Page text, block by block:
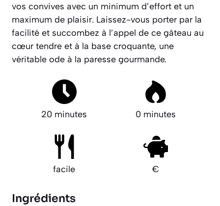
vos convives avec un minimum d’effort et un
maximum de plaisir. Laissez-vous porter par la
facilité et succombez à l’appel de ce gâteau au
cœur tendre et à la base croquante, une
véritable ode à la paresse gourmande.
20 minutes 0 minutes
facile €
Ingrédients